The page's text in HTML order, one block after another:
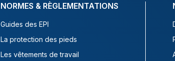
NORMES & RÈGLEMENTATIONS
Guides des EPI
La protection des pieds
Les vêtements de travail